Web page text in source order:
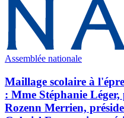
Assemblée nationale
Maillage scolaire à
: Mme Stéphanie
Rozenn Merrien,